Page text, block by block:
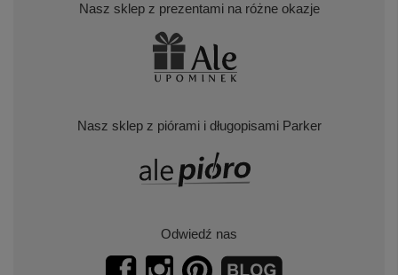
Nasz sklep z prezentami na różne okazje
Nasz sklep z piórami i długopisami Parker
Odwiedź nas